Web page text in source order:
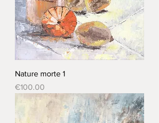
Nature morte 1
Price
€100.00